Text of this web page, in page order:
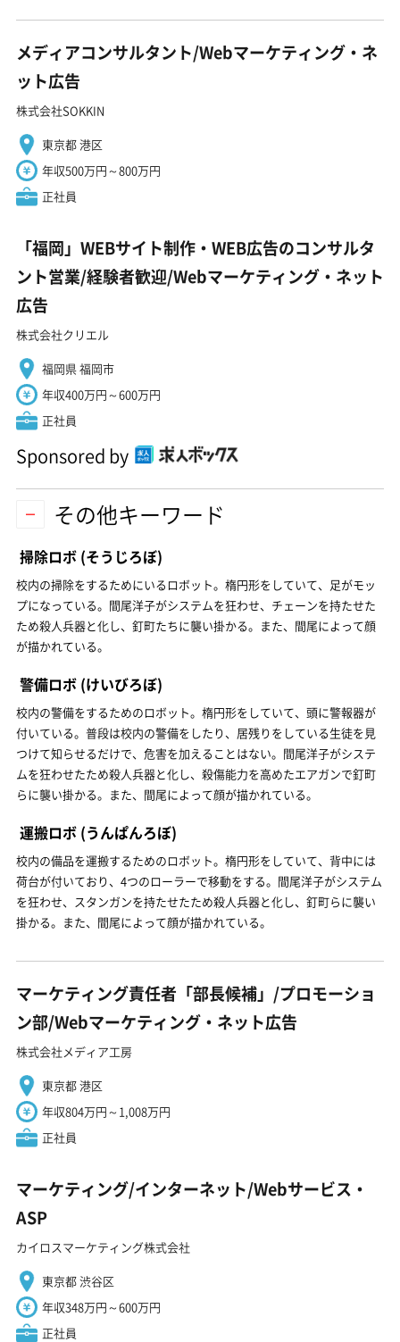
メディアコンサルタント/Webマーケティング・ネ
ット広告
株式会社SOKKIN
東京都 港区
年収500万円～800万円
正社員
「福岡」WEBサイト制作・WEB広告のコンサルタ
ント営業/経験者歓迎/Webマーケティング・ネット
広告
株式会社クリエル
福岡県 福岡市
年収400万円～600万円
正社員
Sponsored by
その他キーワード
掃除ロボ (そうじろぼ)
校内の掃除をするためにいるロボット。楕円形をしていて、足がモッ
プになっている。間尾洋子がシステムを狂わせ、チェーンを持たせた
ため殺人兵器と化し、釘町たちに襲い掛かる。また、間尾によって顔
が描かれている。
警備ロボ (けいびろぼ)
校内の警備をするためのロボット。楕円形をしていて、頭に警報器が
付いている。普段は校内の警備をしたり、居残りをしている生徒を見
つけて知らせるだけで、危害を加えることはない。間尾洋子がシステ
ムを狂わせたため殺人兵器と化し、殺傷能力を高めたエアガンで釘町
らに襲い掛かる。また、間尾によって顔が描かれている。
運搬ロボ (うんぱんろぼ)
校内の備品を運搬するためのロボット。楕円形をしていて、背中には
荷台が付いており、4つのローラーで移動をする。間尾洋子がシステム
を狂わせ、スタンガンを持たせたため殺人兵器と化し、釘町らに襲い
掛かる。また、間尾によって顔が描かれている。
マーケティング責任者「部長候補」/プロモーショ
ン部/Webマーケティング・ネット広告
株式会社メディア工房
東京都 港区
年収804万円～1,008万円
正社員
マーケティング/インターネット/Webサービス・
ASP
カイロスマーケティング株式会社
東京都 渋谷区
年収348万円～600万円
正社員